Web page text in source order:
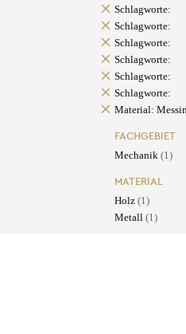
Schlagworte:
Schlagworte:
Schlagworte:
Schlagworte:
Schlagworte:
Schlagworte:
Material:
FACHGEBIET
Mechanik (1)
MATERIAL
Holz (1)
Metall (1)